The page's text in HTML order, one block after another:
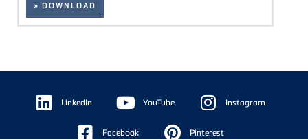
» DOWNLOAD
Floating
Sidebar LinkedIn YouTube Instagram
Facebook Pinterest